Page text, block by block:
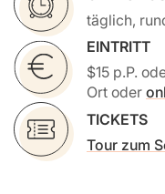
täglich,
EINTRITT
$15 p.P.
Ort oder
TICKETS
Tour zum